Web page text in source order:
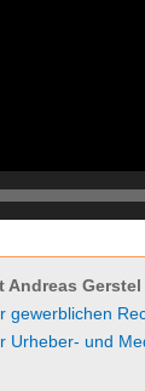
Andreas Gerstel
gewerblichen
Urheber- und